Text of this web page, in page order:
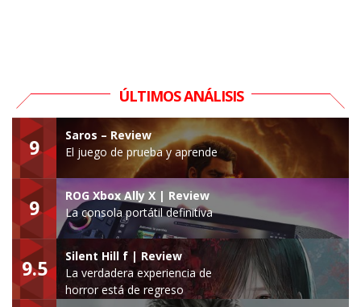
ÚLTIMOS ANÁLISIS
9
Saros – Review
El juego de prueba y aprende
9
ROG Xbox Ally X | Review
La consola portátil definitiva
9.5
Silent Hill f | Review
La verdadera experiencia de
horror está de regreso